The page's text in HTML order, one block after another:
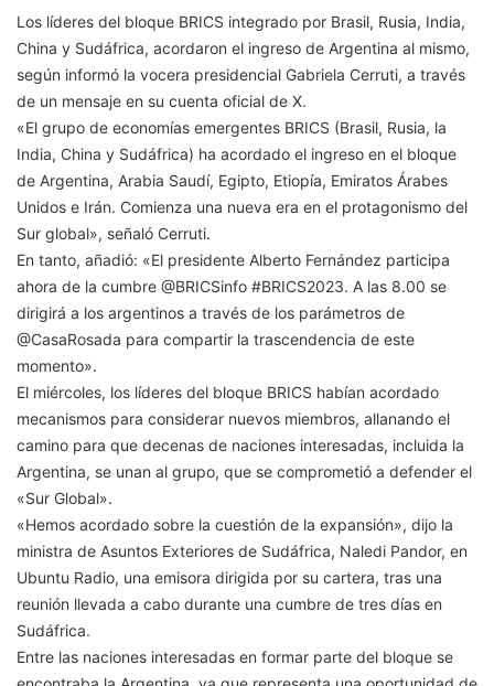
Los líderes del bloque BRICS integrado por Brasil, Rusia, India,
China y Sudáfrica, acordaron el ingreso de Argentina al mismo,
según informó la vocera presidencial Gabriela Cerruti, a través
de un mensaje en su cuenta oficial de X.
«El grupo de economías emergentes BRICS (Brasil, Rusia, la
India, China y Sudáfrica) ha acordado el ingreso en el bloque
de Argentina, Arabia Saudí, Egipto, Etiopía, Emiratos Árabes
Unidos e Irán. Comienza una nueva era en el protagonismo del
Sur global», señaló Cerruti.
En tanto, añadió: «El presidente Alberto Fernández participa
ahora de la cumbre @BRICSinfo #BRICS2023. A las 8.00 se
dirigirá a los argentinos a través de los parámetros de
@CasaRosada para compartir la trascendencia de este
momento».
El miércoles, los líderes del bloque BRICS habían acordado
mecanismos para considerar nuevos miembros, allanando el
camino para que decenas de naciones interesadas, incluida la
Argentina, se unan al grupo, que se comprometió a defender el
«Sur Global».
«Hemos acordado sobre la cuestión de la expansión», dijo la
ministra de Asuntos Exteriores de Sudáfrica, Naledi Pandor, en
Ubuntu Radio, una emisora ​​dirigida por su cartera, tras una
reunión llevada a cabo durante una cumbre de tres días en
Sudáfrica.
Entre las naciones interesadas en formar parte del bloque se